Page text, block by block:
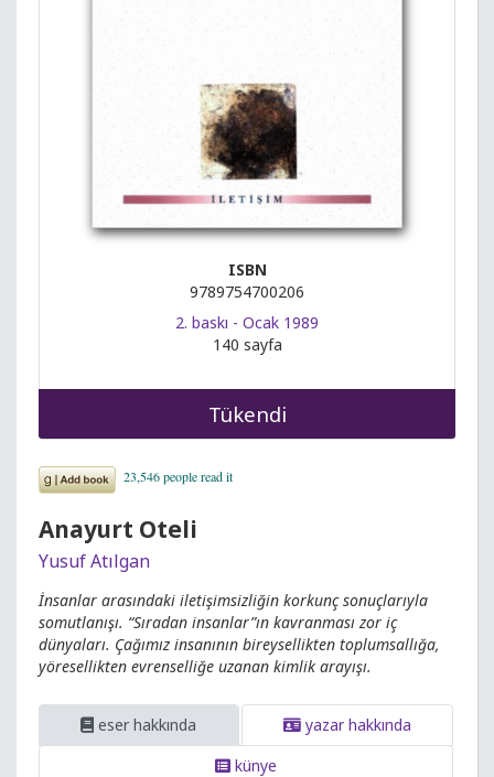
ISBN
9789754700206
2. baskı - Ocak 1989
140 sayfa
Tükendi
Anayurt Oteli
Yusuf Atılgan
İnsanlar arasındaki iletişimsizliğin korkunç sonuçlarıyla
somutlanışı. “Sıradan insanlar”ın kavranması zor iç
dünyaları. Çağımız insanının bireysellikten toplumsallığa,
yöresellikten evrenselliğe uzanan kimlik arayışı.
eser hakkında
yazar hakkında
künye